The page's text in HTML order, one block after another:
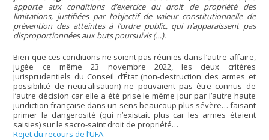
apporte aux conditions d’exercice du droit de propriété des
limitations, justifiées par l’objectif de valeur constitutionnelle de
prévention des atteintes à l’ordre public, qui n’apparaissent pas
disproportionnées aux buts poursuivis (…).
Bien que ces conditions ne soient pas réunies dans l’autre affaire,
jugée ce même 23 novembre 2022, les deux critères
jurisprudentiels du Conseil d’État (non-destruction des armes et
possibilité de neutralisation) ne pouvaient pas être connus de
l’autre décision car elle a été prise le même jour par l’autre haute
juridiction française dans un sens beaucoup plus sévère… faisant
primer la dangerosité (qui n’existait plus car les armes étaient
saisies) sur le sacro-saint droit de propriété…
Rejet du recours de l’UFA.